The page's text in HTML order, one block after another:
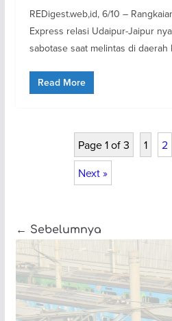
REDigest.web,id, 6/10 –
Express relasi Udaipur-Jaipur
sabotase saat melintas di daerah
Read More
Page 1 of 3 1 2
Next »
← Sebelumnya